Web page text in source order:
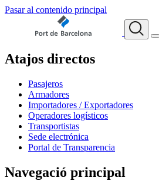
Pasar al contenido principal
Atajos directos
Pasajeros
Armadores
Importadores / Exportadores
Operadores logísticos
Transportistas
Sede electrónica
Portal de Transparencia
Navegació principal